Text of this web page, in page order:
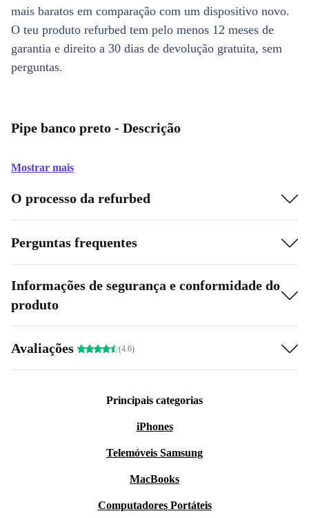
mais baratos em comparação com um dispositivo novo.
O teu produto refurbed tem pelo menos 12 meses de
garantia e direito a 30 dias de devolução gratuita, sem
perguntas.
Pipe banco preto - Descrição
Mostrar mais
O processo da refurbed
Perguntas frequentes
Informações de segurança e conformidade do
produto
Avaliações (4.6)
Principais categorias
iPhones
Telemóveis Samsung
MacBooks
Computadores Portáteis